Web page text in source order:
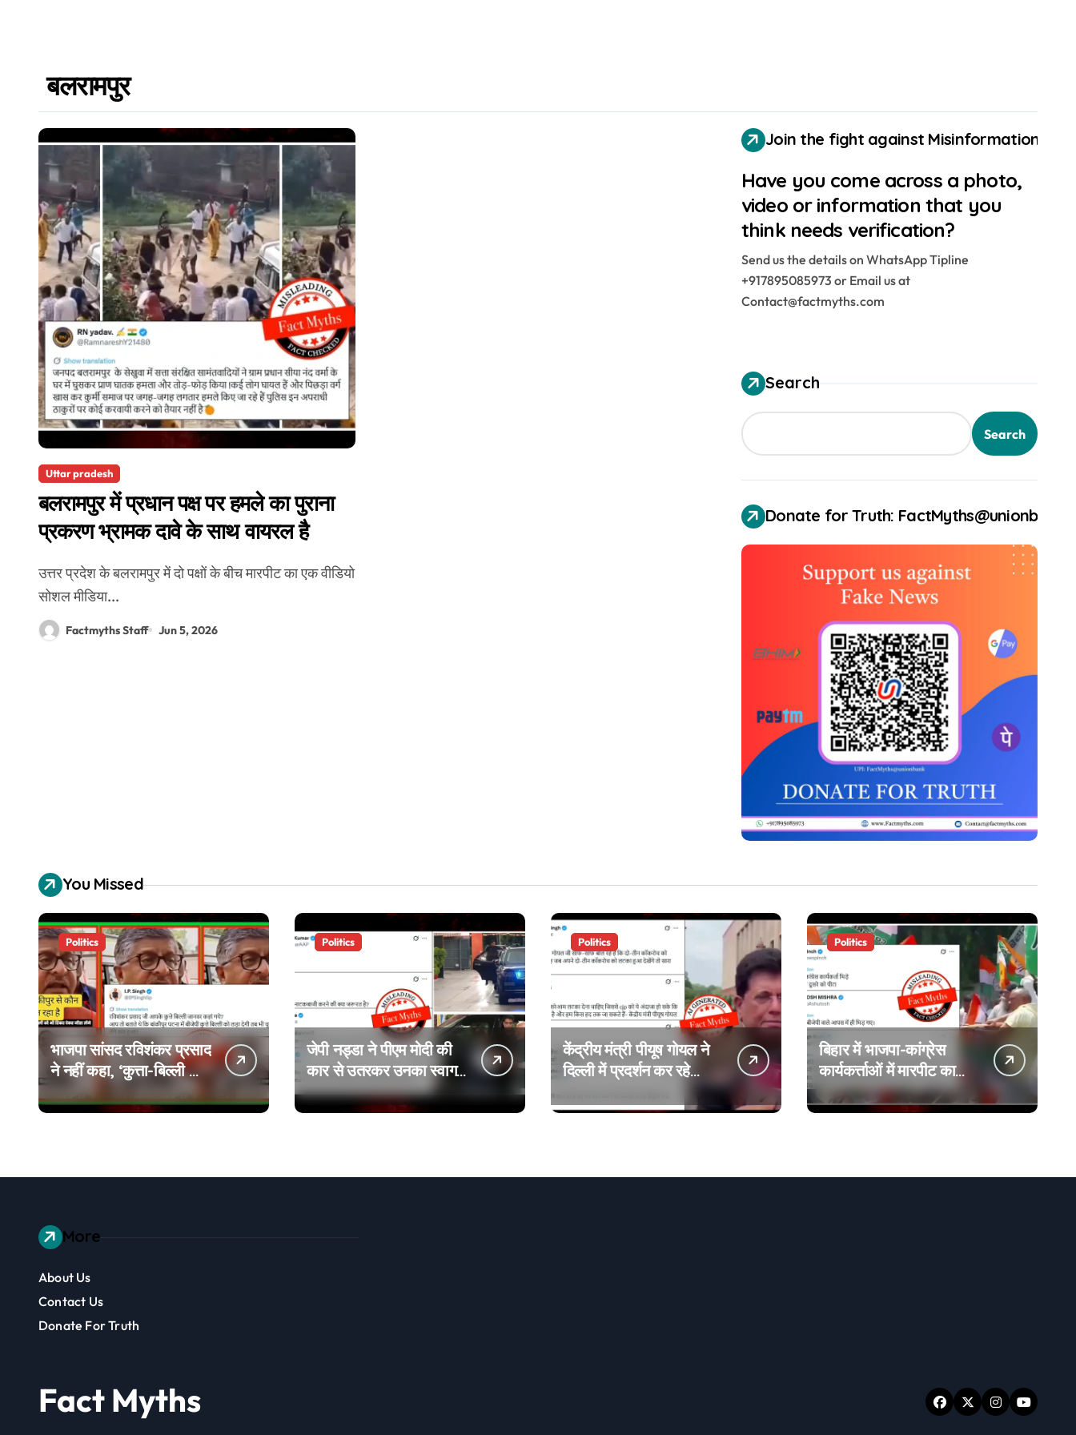
बलरामपुर
Uttar pradesh
बलरामपुर में प्रधान पक्ष पर हमले का पुराना
प्रकरण भ्रामक दावे के साथ वायरल है
उत्तर प्रदेश के बलरामपुर में दो पक्षों के बीच मारपीट का एक वीडियो
सोशल मीडिया...
Factmyths Staff Jun 5, 2026
Join the fight against Misinformation
Have you come across a photo,
video or information that you
think needs verification?
Send us the details on WhatsApp Tipline
+917895085973 or Email us at
Contact@factmyths.com
Search
Search
Donate for Truth: FactMyths@unionbank
You Missed
Politics
भाजपा सांसद रविशंकर प्रसाद
ने नहीं कहा, ‘कुत्ता-बिल्ली को
भी खड़ा कर देंगे तो जीत
जाएंगे’, वायरल वीडियो एडिटेड
Politics
जेपी नड्डा ने पीएम मोदी की
कार से उतरकर उनका स्वागत
नहीं किया
Politics
केंद्रीय मंत्री पीयूष गोयल ने
दिल्ली में प्रदर्शन कर रहे
लटकाने की बात नहीं की,
Politics
बिहार में भाजपा-कांग्रेस
कार्यकर्त्ताओं में मारपीट का
वायरल वीडियो एक साल
पुराना है
More
About Us
Contact Us
Donate For Truth
Fact Myths